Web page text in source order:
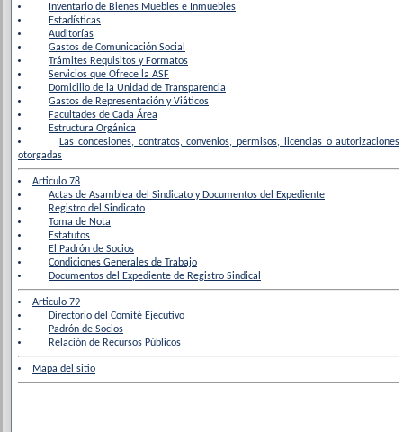
Inventario de Bienes Muebles e Inmuebles
Estadísticas
Auditorías
Gastos de Comunicación Social
Trámites Requisitos y Formatos
Servicios que Ofrece la ASF
Domicilio de la Unidad de Transparencia
Gastos de Representación y Viáticos
Facultades de Cada Área
Estructura Orgánica
Las concesiones, contratos, convenios, permisos, licencias o autorizaciones
otorgadas
Articulo 78
Actas de Asamblea del Sindicato y Documentos del Expediente
Registro del Sindicato
Toma de Nota
Estatutos
El Padrón de Socios
Condiciones Generales de Trabajo
Documentos del Expediente de Registro Sindical
Articulo 79
Directorio del Comité Ejecutivo
Padrón de Socios
Relación de Recursos Públicos
Mapa del sitio